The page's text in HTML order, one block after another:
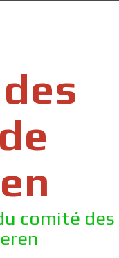
comité des